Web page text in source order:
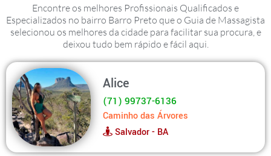
Encontre os melhores Profissionais Qualificados e
Especializados no bairro Barro Preto que o Guia de Massagista
selecionou os melhores da cidade para facilitar sua procura, e
deixou tudo bem rápido e fácil aqui.
Alice
(71) 99737-6136
Caminho das Árvores
Salvador - BA